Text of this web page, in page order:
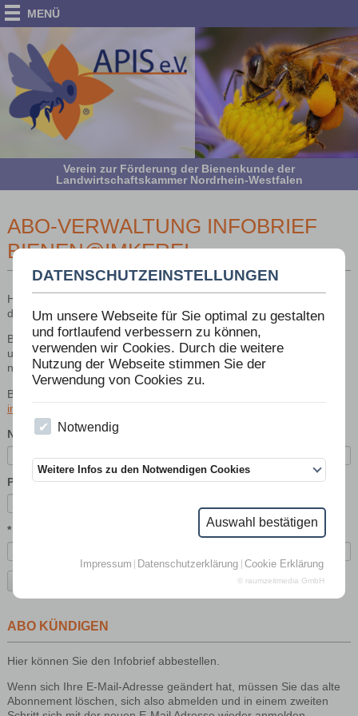
DATENSCHUTZEINSTELLUNGEN
Um unsere Webseite für Sie optimal zu gestalten
und fortlaufend verbessern zu können,
verwenden wir Cookies. Durch die weitere
Nutzung der Webseite stimmen Sie der
Verwendung von Cookies zu.
Notwendig
Weitere Infos zu den Notwendigen Cookies
Auswahl bestätigen
Impressum Datenschutzerklärung Cookie Erklärung
© raumzeitmedia GmbH
MENÜ
Verein zur Förderung der Bienenkunde der
Landwirtschaftskammer Nordrhein-Westfalen
ABO-VERWALTUNG INFOBRIEF
BIENEN@IMKEREI
Hier können Sie den Infobrief abonnieren, oder sich aus der Liste
der Abonnenten wieder austragen.
Bitte geben Sie Ihre Postleitzahl an, so können wir die Verteilung
unserer Abonnenten in Deutschland zu unserer Information
nachvollziehen.
Bei Fragen zum Abonnement schreiben Sie uns eine Mail an
info@apis-ev.de
Name
PLZ
* E-Mail-Adresse
ABO KÜNDIGEN
Hier können Sie den Infobrief abbestellen.
Wenn sich Ihre E-Mail-Adresse geändert hat, müssen Sie das alte
Abonnement löschen, sich also abmelden und in einem zweiten